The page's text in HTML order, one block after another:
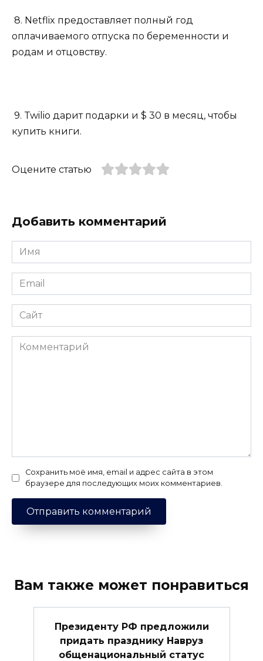
8. Netflix предоставляет полный год
оплачиваемого отпуска по беременности и
родам и отцовству.
9. Twilio дарит подарки и $ 30 в месяц, чтобы
купить книги.
Оцените статью
Добавить комментарий
Имя
*
Email
*
Сайт
Комментарий
Сохранить моё имя, email и адрес сайта в этом
браузере для последующих моих комментариев.
Вам также может понравиться
Президенту РФ предложили
придать празднику Навруз
общенациональный статус